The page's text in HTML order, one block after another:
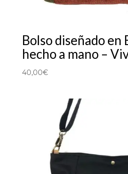
Bolso diseñado en
hecho a mano –
40,00€